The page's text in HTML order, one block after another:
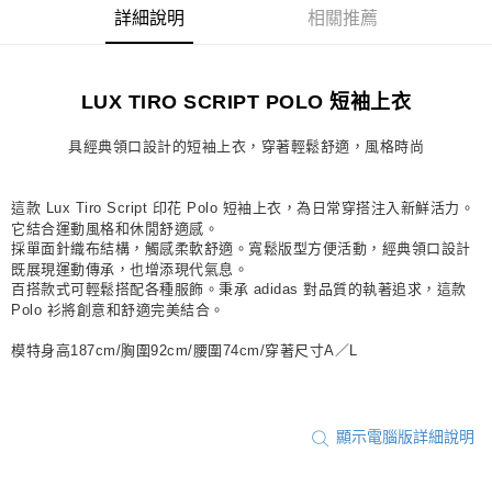
每筆NT$80，滿NT$1,500(含以上)免運費
每筆NT$80，滿NT$1,500(含以上)免運費
付款後門市自取
詳細說明 相關推薦
LUX TIRO SCRIPT POLO 短袖上衣
具經典領口設計的短袖上衣，穿著輕鬆舒適，風格時尚
這款 Lux Tiro Script 印花 Polo 短袖上衣，為日常穿搭注入新鮮活力。
它結合運動風格和休閒舒適感。
採單面針織布結構，觸感柔軟舒適。寬鬆版型方便活動，經典領口設計
既展現運動傳承，也增添現代氣息。
百搭款式可輕鬆搭配各種服飾。秉承 adidas 對品質的執著追求，這款
Polo 衫將創意和舒適完美結合。
模特身高187cm/胸圍92cm/腰圍74cm/穿著尺寸A／L
顯示電腦版詳細說明